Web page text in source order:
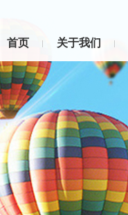
首页 关于我们